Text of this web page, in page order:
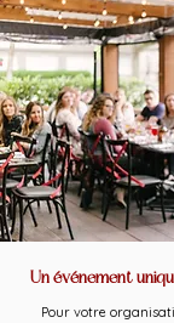
Un événement
Pour votre